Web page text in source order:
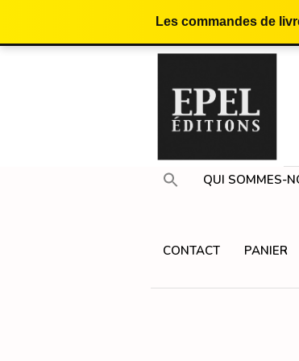
Les commandes de
QUI SOMMES-
CONTACT PANIER